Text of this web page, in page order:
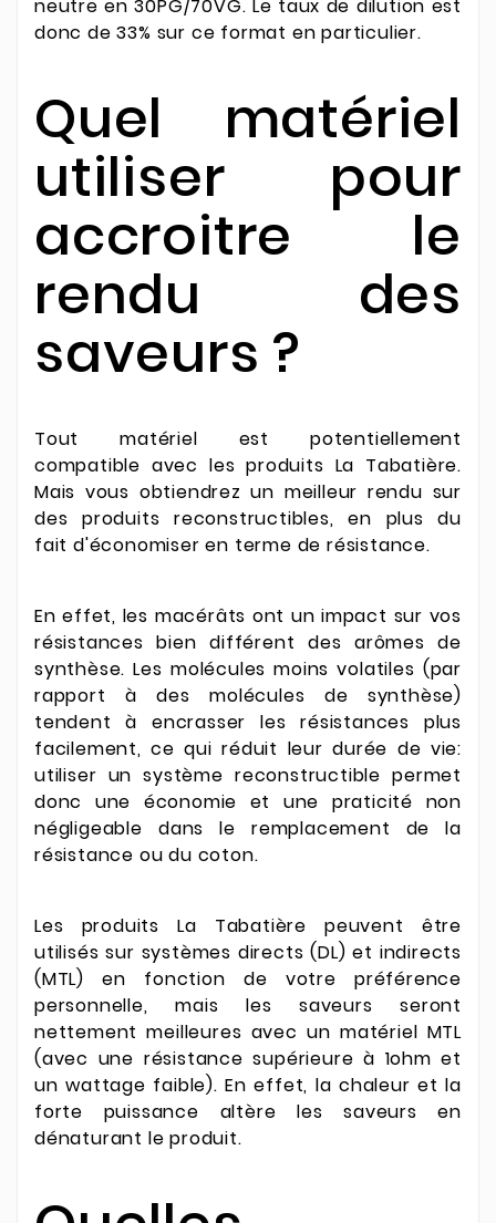
neutre en 30PG/70VG. Le taux de dilution est
donc de 33% sur ce format en particulier.
Quel matériel
utiliser pour
accroitre le
rendu des
saveurs ?
Tout matériel est potentiellement
compatible avec les produits La Tabatière.
Mais vous obtiendrez un meilleur rendu sur
des produits reconstructibles, en plus du
fait d'économiser en terme de résistance.
En effet, les macérâts ont un impact sur vos
résistances bien différent des arômes de
synthèse. Les molécules moins volatiles (par
rapport à des molécules de synthèse)
tendent à encrasser les résistances plus
facilement, ce qui réduit leur durée de vie:
utiliser un système reconstructible permet
donc une économie et une praticité non
négligeable dans le remplacement de la
résistance ou du coton.
Les produits La Tabatière peuvent être
utilisés sur systèmes directs (DL) et indirects
(MTL) en fonction de votre préférence
personnelle, mais les saveurs seront
nettement meilleures avec un matériel MTL
(avec une résistance supérieure à 1ohm et
un wattage faible). En effet, la chaleur et la
forte puissance altère les saveurs en
dénaturant le produit.